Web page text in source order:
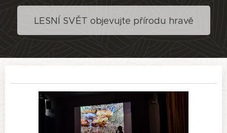
LESNÍ SVĚT objevujte přírodu hravě